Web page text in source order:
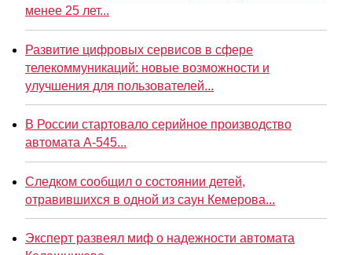
менее 25 лет...
Развитие цифровых сервисов в сфере
телекоммуникаций: новые возможности и
улучшения для пользователей...
В России стартовало серийное производство
автомата А-545...
Следком сообщил о состоянии детей,
отравившихся в одной из саун Кемерова...
Эксперт развеял миф о надежности автомата